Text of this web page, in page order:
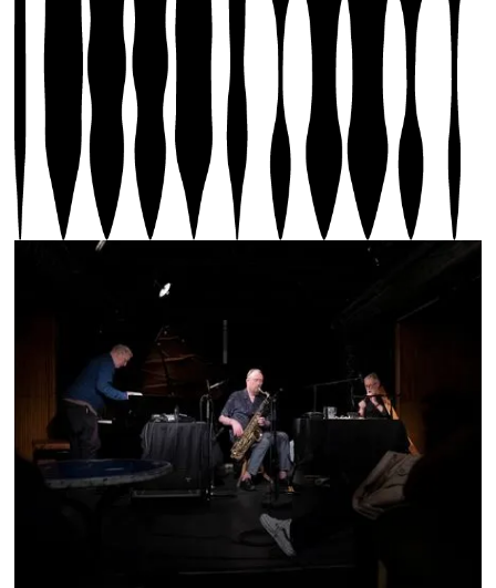
© Biennale Son / Laura Morier-Genoud